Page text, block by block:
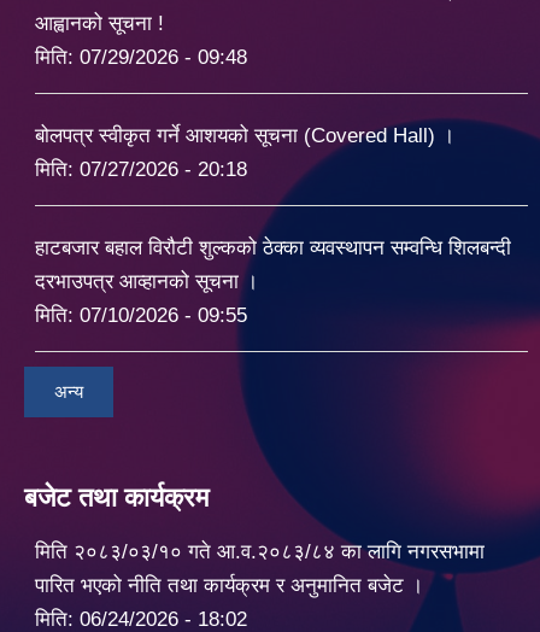
आह्वानको सूचना !
मिति: 07/29/2026 - 09:48
बोलपत्र स्वीकृत गर्ने आशयको सूचना (Covered Hall) ।
मिति: 07/27/2026 - 20:18
हाटबजार बहाल विरौटी शुल्कको ठेक्का व्यवस्थापन सम्वन्धि शिलबन्दी
दरभाउपत्र आव्हानको सूचना ।
मिति: 07/10/2026 - 09:55
अन्य
बजेट तथा कार्यक्रम
मिति २०८३/०३/१० गते आ.व.२०८३/८४ का लागि नगरसभामा
पारित भएको नीति तथा कार्यक्रम र अनुमानित बजेट ।
मिति: 06/24/2026 - 18:02